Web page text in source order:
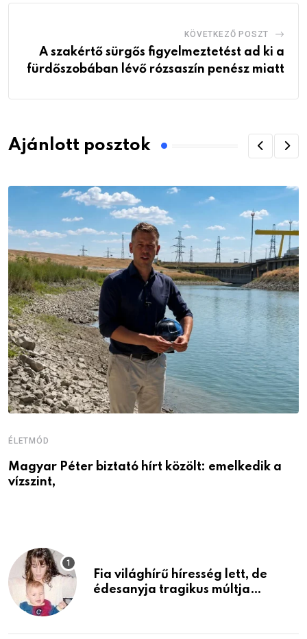
KÖVETKEZŐ POSZT
A szakértő sürgős figyelmeztetést ad ki a
fürdőszobában lévő rózsaszín penész miatt
Ajánlott posztok
ÉLETMÓD
Magyar Péter biztató hírt közölt: emelkedik a
vízszint,
Fia világhírű híresség lett, de
édesanyja tragikus múltja